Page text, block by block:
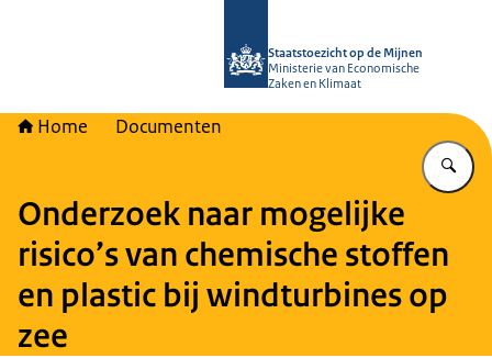
Staatstoezicht op de Mijnen
Ministerie van Economische
Zaken en Klimaat
Home Documenten
Onderzoek naar mogelijke
risico’s van chemische stoffen
en plastic bij windturbines op
zee